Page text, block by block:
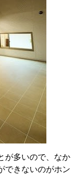
が多いので、なか
できないのがホン